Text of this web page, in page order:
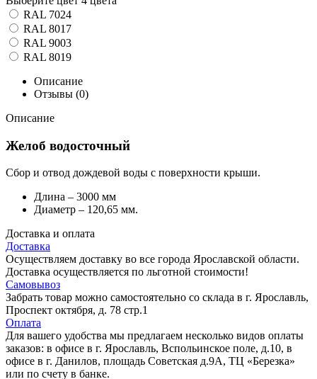
RAL 7024
RAL 8017
RAL 9003
RAL 8019
Описание
Отзывы (0)
Описание
Желоб водосточный
Сбор и отвод дождевой воды с поверхности крыши.
Длина – 3000 мм
Диаметр – 120,65 мм.
Доставка и оплата
Доставка
Осуществляем доставку во все города Ярославской области.
Доставка осуществляется по льготной стоимости!
Самовывоз
Забрать товар можно самостоятельно со склада в г. Ярославль,
Проспект октября, д. 78 стр.1
Оплата
Для вашего удобства мы предлагаем несколько видов оплаты
заказов: в офисе в г. Ярославль, Вспольинское поле, д.10, в
офисе в г. Данилов, площадь Советская д.9А, ТЦ «Березка»
или по счету в банке.